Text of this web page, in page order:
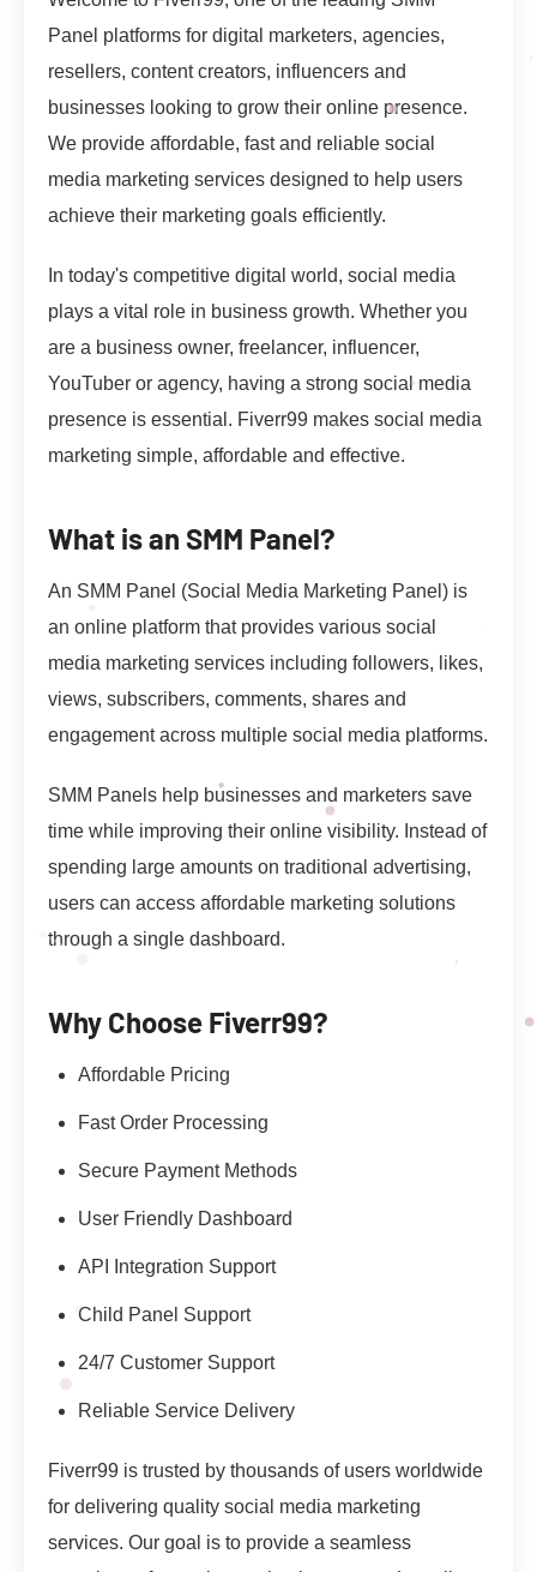
Panel platforms for digital marketers, agencies,
resellers, content creators, influencers and
businesses looking to grow their online presence.
We provide affordable, fast and reliable social
media marketing services designed to help users
achieve their marketing goals efficiently.
In today's competitive digital world, social media
plays a vital role in business growth. Whether you
are a business owner, freelancer, influencer,
YouTuber or agency, having a strong social media
presence is essential. Fiverr99 makes social media
marketing simple, affordable and effective.
What is an SMM Panel?
An SMM Panel (Social Media Marketing Panel) is
an online platform that provides various social
media marketing services including followers, likes,
views, subscribers, comments, shares and
engagement across multiple social media platforms.
SMM Panels help businesses and marketers save
time while improving their online visibility. Instead of
spending large amounts on traditional advertising,
users can access affordable marketing solutions
through a single dashboard.
Why Choose Fiverr99?
Affordable Pricing
Fast Order Processing
Secure Payment Methods
User Friendly Dashboard
API Integration Support
Child Panel Support
24/7 Customer Support
Reliable Service Delivery
Fiverr99 is trusted by thousands of users worldwide
for delivering quality social media marketing
services. Our goal is to provide a seamless